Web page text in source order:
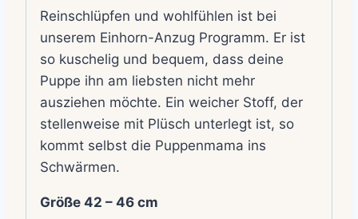
Reinschlüpfen und wohlfühlen ist bei
unserem Einhorn-Anzug Programm. Er ist
so kuschelig und bequem, dass deine
Puppe ihn am liebsten nicht mehr
ausziehen möchte. Ein weicher Stoff, der
stellenweise mit Plüsch unterlegt ist, so
kommt selbst die Puppenmama ins
Schwärmen.
Größe 42 – 46 cm